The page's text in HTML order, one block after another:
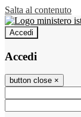
Salta al contenuto
Accedi
Accedi
button close ×